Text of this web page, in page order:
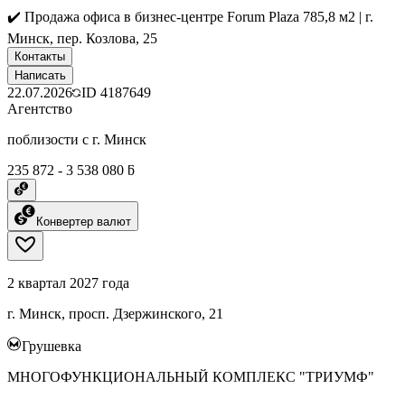
✔️ Продажа офиса в бизнес-центре Forum Plaza 785,8 м2 | г.
Минск, пер. Козлова, 25
Контакты
Написать
22.07.2026 ID 4187649
Агентство
поблизости с г. Минск
235 872 - 3 538 080 ƃ
Конвертер валют
2 квартал 2027 года
г. Минск, просп. Дзержинского, 21
Грушевка
МНОГОФУНКЦИОНАЛЬНЫЙ КОМПЛЕКС "ТРИУМФ"